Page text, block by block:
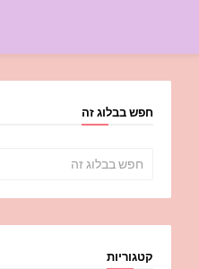
חפש בבלוג זה
קטגוריות